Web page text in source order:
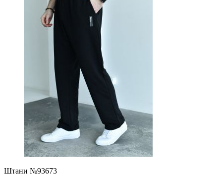
Штани №93673